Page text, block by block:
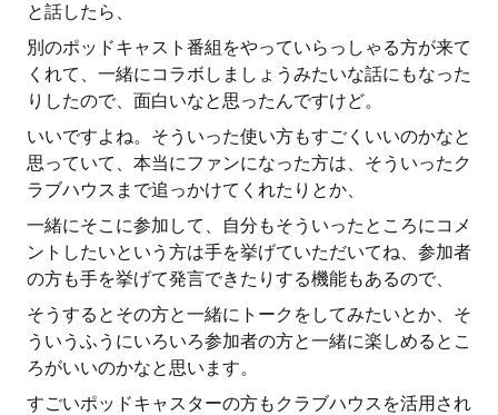
と話したら、
別のポッドキャスト番組をやっていらっしゃる方が来て
くれて、一緒にコラボしましょうみたいな話にもなった
りしたので、面白いなと思ったんですけど。
いいですよね。そういった使い方もすごくいいのかなと
思っていて、本当にファンになった方は、そういったク
ラブハウスまで追っかけてくれたりとか、
一緒にそこに参加して、自分もそういったところにコメ
ントしたいという方は手を挙げていただいてね、参加者
の方も手を挙げて発言できたりする機能もあるので、
そうするとその方と一緒にトークをしてみたいとか、そ
ういうふうにいろいろ参加者の方と一緒に楽しめるとこ
ろがいいのかなと思います。
すごいポッドキャスターの方もクラブハウスを活用され